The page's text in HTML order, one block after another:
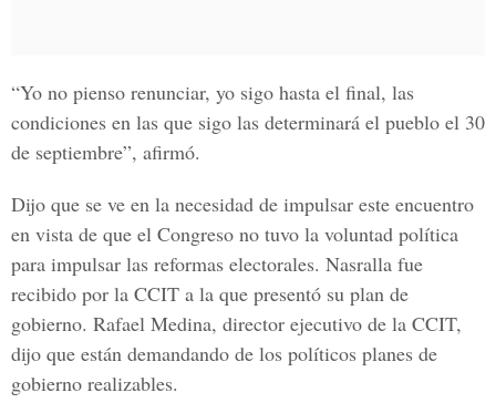
“Yo no pienso renunciar, yo sigo hasta el final, las
condiciones en las que sigo las determinará el pueblo el 30
de septiembre”, afirmó.
Dijo que se ve en la necesidad de impulsar este encuentro
en vista de que el Congreso no tuvo la voluntad política
para impulsar las reformas electorales. Nasralla fue
recibido por la CCIT a la que presentó su plan de
gobierno. Rafael Medina, director ejecutivo de la CCIT,
dijo que están demandando de los políticos planes de
gobierno realizables.